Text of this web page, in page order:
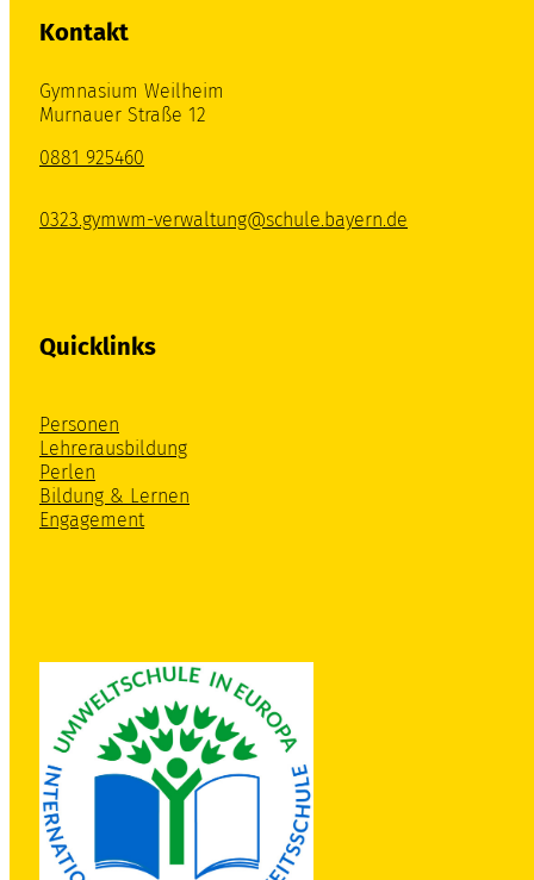
Kontakt
Gymnasium Weilheim
Murnauer Straße 12
0881 925460
0323.gymwm-verwaltung@schule.bayern.de
Quicklinks
Personen
Lehrerausbildung
Perlen
Bildung & Lernen
Engagement